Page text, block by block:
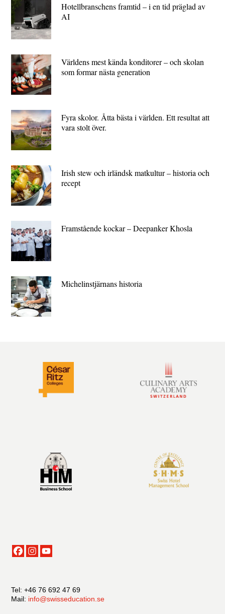
Hotellbranschens framtid – i en tid präglad av
AI
Världens mest kända konditorer – och skolan
som formar nästa generation
Fyra skolor. Åtta bästa i världen. Ett resultat att
vara stolt över.
Irish stew och irländsk matkultur – historia och
recept
Framstående kockar – Deepanker Khosla
Michelin­stjärnans historia
Tel: +46 76 692 47 69
Mail: info@swisseducation.se